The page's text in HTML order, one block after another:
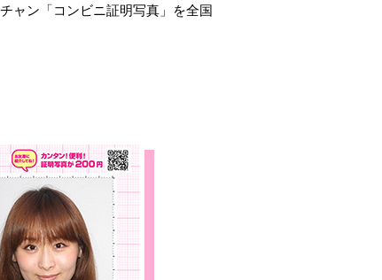
ャン「コンビニ証明写真」を全国